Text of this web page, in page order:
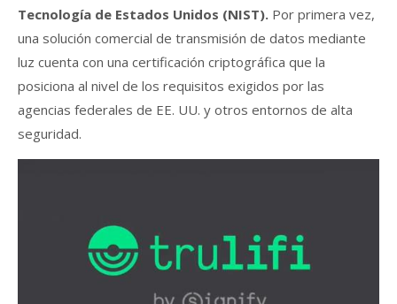
Tecnología de Estados Unidos (NIST). Por primera vez,
una solución comercial de transmisión de datos mediante
luz cuenta con una certificación criptográfica que la
posiciona al nivel de los requisitos exigidos por las
agencias federales de EE. UU. y otros entornos de alta
seguridad.